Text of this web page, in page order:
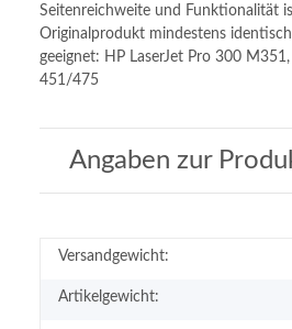
Seitenreichweite und Funktionalität
Originalprodukt mindestens
geeignet: HP LaserJet Pro 300
451/475
Angaben zur
Versandgewicht:
Artikelgewicht: